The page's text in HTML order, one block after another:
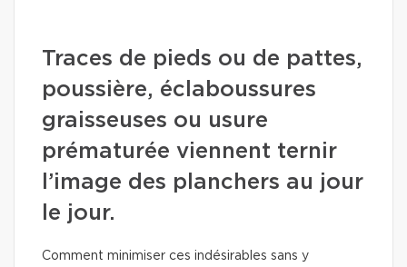
Traces de pieds ou de pattes,
poussière, éclaboussures
graisseuses ou usure
prématurée viennent ternir
l’image des planchers au jour
le jour.
Comment minimiser ces indésirables sans y